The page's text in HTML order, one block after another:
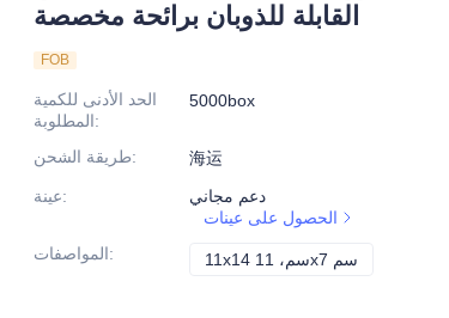
القابلة للذوبان برائحة مخصصة
FOB
الحد الأدنى للكمية
المطلوبة:
5000box
طريقة الشحن:
海运
عينة:
دعم مجاني
الحصول على عينات
المواصفات: 11x14 سم، 11x7 سم